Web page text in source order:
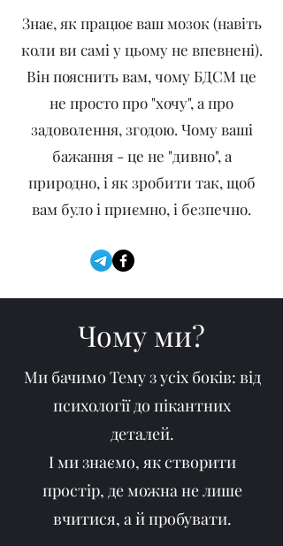
Знає, як працює ваш мозок (навіть
коли ви самі у цьому не впевнені).
Він пояснить вам, чому БДСМ це
не просто про "хочу", а про
задоволення, згодою. Чому ваші
бажання - це не "дивно", а
природно, і як зробити так, щоб
вам було і приємно, і безпечно.
Чому ми?
Ми бачимо Тему з усіх боків: від
психології до пікантних
деталей.
І ми знаємо, як створити
простір, де можна не лише
вчитися, а й пробувати.